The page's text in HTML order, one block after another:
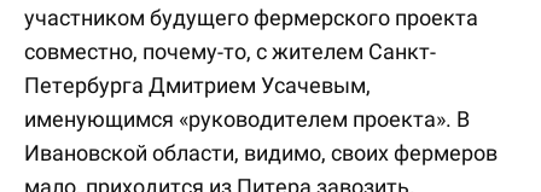
участником будущего фермерского проекта
совместно, почему-то, с жителем Санкт-
Петербурга Дмитрием Усачевым,
именующимся «руководителем проекта». В
Ивановской области, видимо, своих фермеров
мало, приходится из Питера завозить.